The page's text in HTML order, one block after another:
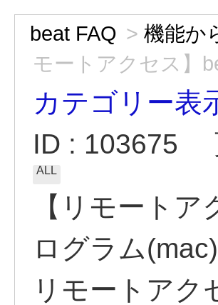
beat FAQ > 機能か
モートアクセス】
カテゴリー表
ID : 103675
ALL
【リモート
ログラム(mac)
リモートアク